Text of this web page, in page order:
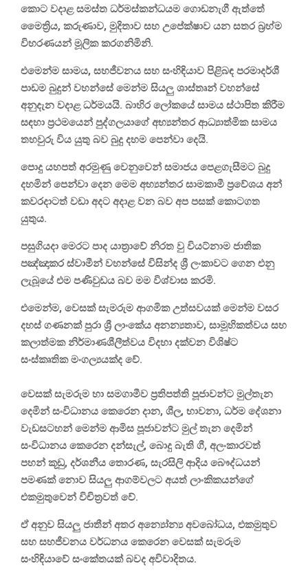
කොට වදාළ සමස්ත ධර්මස්කන්ධයම ගොඩනැගී ඇත්තේ
මෛත්‍රිය, කරුණාව, මුදිතාව සහ උපේක්ෂාව යන සතර බ්‍රහ්ම
විහරණයන් මූලික කරගනිමිනි.
එමෙන්ම සාමය, සහජීවනය සහ සංහිඳියාව පිළිබඳ පරමාදර්ශී
පාඩම බුදුන් වහන්සේ මෙන්ම සියලු ශාස්තෘන් වහන්සේ
අනුදැන වදාළ ධර්මයයි. බාහිර ලෝකයේ සාමය ස්ථාපිත කිරීම
සඳහා ප්‍රථමයෙන් පුද්ගලයාගේ අභ්‍යන්තර ආධ්‍යාත්මික සාමය
තහවුරු විය යුතු බව බුදු දහම පෙන්වා දෙයි.
පොදු යහපත් අරමුණු වෙනුවෙන් සමාජය පෙළගැසීමට බුදු
දහමින් පෙන්වා දෙන මෙම අභ්‍යන්තර සාමකාමී ප්‍රවේශය අන්
කවරදාටත් වඩා අදට අදාළ වන බව අප පසක් කොටගත
යුතුය.
පසුගියදා මෙරට පාද යාත්‍රාවේ නිරත වු වියට්නාම ජාතික
පඤ්ඤාකර ස්වාමීන් වහන්සේ විසින්ද ශ්‍රී ලංකාවට ගෙන එනු
ලැබූයේ එම පණිවුඩය බව මම විශ්වාස කරමි.
එමෙන්ම, වෙසක් සැමරුම ආගමික උත්සවයක් මෙන්ම වසර
දහස් ගණනක් පුරා ශ්‍රී ලාංකේය අනන්‍යතාව, සාමූහිකත්වය සහ
කලාත්මක නිර්මාණශීලීත්වය විදහා දක්වන විශිෂ්ට
සංස්කෘතික මංගල්‍යයක්ද වේ.
වෙසක් සැමරුම හා සමගාමීව ප්‍රතිපත්ති පූජාවන්ට මුල්තැන
දෙමින් සංවිධානය කෙරෙන දාන, ශීල, භාවනා, ධර්ම දේශනා
වැඩසටහන් මෙන්ම ආමිස පූජාවන්ට මුල් තැන දෙමින්
සංවිධානය කෙරෙන දන්සැල්, බොදු බැති ගී, අලංකාරවත්
පහන් කූඩු, දර්ශනීය තොරණ, සැරසිලි ආදිය බෞද්ධයන්
පමණක් නොව සියලු ආගම්වලට අයත් ලාංකිකයන්ගේ
එකමුතුවෙන් විචිත්‍රවත් වේ.
ඒ අනුව සියලු ජාතීන් අතර අන්‍යෝන්‍ය අවබෝධය, එකමුතුව
සහ සහජීවනය වර්ධනය කෙරෙන වෙසක් සැමරුම
සංහිඳියාවේ සංකේතයක් බවද අවිවාදිතය.